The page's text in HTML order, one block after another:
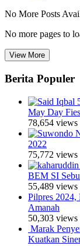
No More Posts
No more pages to
View More
Berita Populer
May Day
78,654 views
2022
75,772 views
BEM SI
55,489 views
Pilpres
Amanah
50,303 views
Marak
Kuatkan